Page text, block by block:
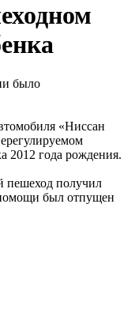
было
«Ниссан
2012 года рождения.
пешеход получил
был отпущен